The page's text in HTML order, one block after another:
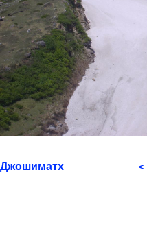
Джошиматх <